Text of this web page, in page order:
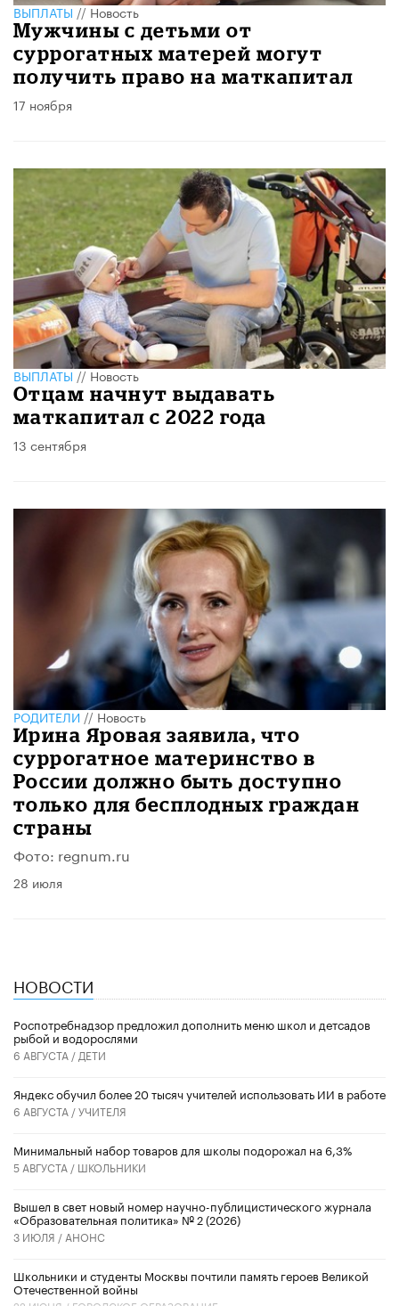
ВЫПЛАТЫ//Новость
Мужчины с детьми от
суррогатных матерей могут
получить право на маткапитал
17 ноября
ВЫПЛАТЫ//Новость
Отцам начнут выдавать
маткапитал с 2022 года
13 сентября
РОДИТЕЛИ//Новость
Ирина Яровая заявила, что
суррогатное материнство в
России должно быть доступно
только для бесплодных граждан
страны
Фото: regnum.ru
28 июля
НОВОСТИ
Роспотребнадзор предложил дополнить меню школ и детсадов
рыбой и водорослями
6 АВГУСТА / ДЕТИ
​Яндекс обучил более 20 тысяч учителей использовать ИИ в работе
6 АВГУСТА /УЧИТЕЛЯ
Минимальный набор товаров для школы подорожал на 6,3%
5 АВГУСТА / ШКОЛЬНИКИ
Вышел в свет новый номер научно-публицистического журнала
«Образовательная политика» № 2 (2026)
3 ИЮЛЯ / АНОНС
Школьники и студенты Москвы почтили память героев Великой
Отечественной войны